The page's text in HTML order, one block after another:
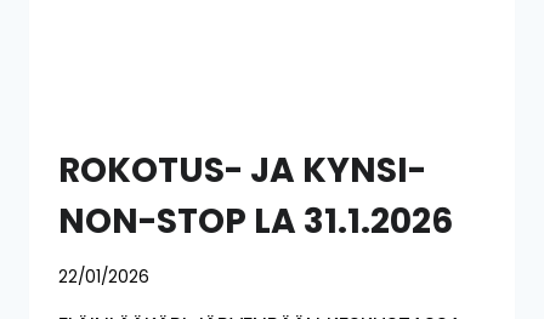
ROKOTUS- JA KYNSI-
NON-STOP LA 31.1.2026
22/01/2026